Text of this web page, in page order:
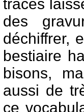
traces
des
déchiffrer,
bestiaire
bisons,
aussi de
ce